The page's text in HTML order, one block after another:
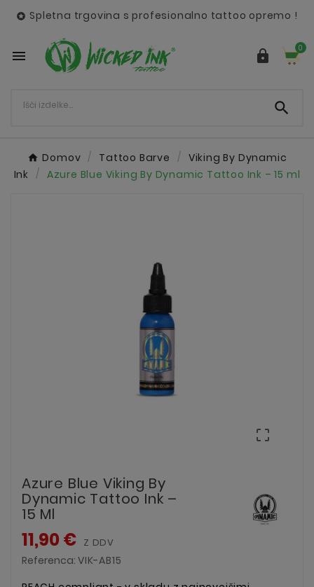
 Spletna trgovina s profesionalno tattoo opremo !
  0

Domov Tattoo Barve
Viking By Dynamic
Ink
Azure Blue Viking By Dynamic Tattoo Ink – 15 ml

Azure Blue Viking By
Dynamic Tattoo Ink –
15 Ml
11,90 € Z DDV
Referenca: VIK-AB15